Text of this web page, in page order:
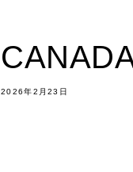
2026年2月23日